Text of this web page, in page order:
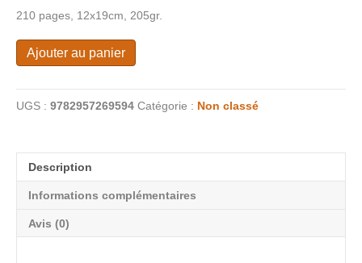
210 pages, 12x19cm, 205gr.
quantité
de
brittonique
Ajouter au panier
UGS : 9782957269594 Catégorie : Non classé
Description
Informations complémentaires
Avis (0)